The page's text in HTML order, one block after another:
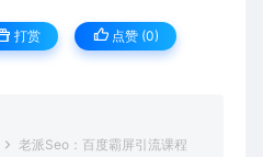
打赏 点赞 (0)
老派Seo：百度霸屏引流课程